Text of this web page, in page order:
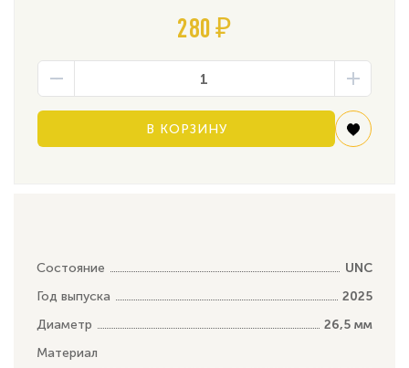
280 ₽
В КОРЗИНУ
Состояние
UNC
Год выпуска
2025
Диаметр
26,5 мм
Материал